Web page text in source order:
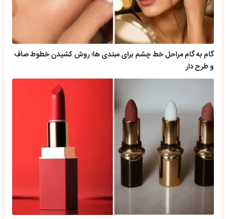
گام به گام مراحل خط چشم برای مبتدی ها؛ روش کشیدن خطوط صاف
و طرح دار